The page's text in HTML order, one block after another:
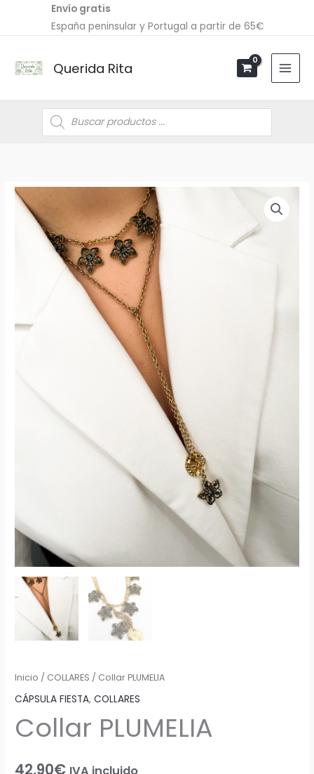
Envío gratis
España peninsular y Portugal a partir de 65€
Querida Rita
Búsqueda
de
productos
Inicio / COLLARES / Collar PLUMELIA
CÁPSULA FIESTA,COLLARES
Collar PLUMELIA
42,90€ IVA incluido
Collar
PLUMELIA
cantidad